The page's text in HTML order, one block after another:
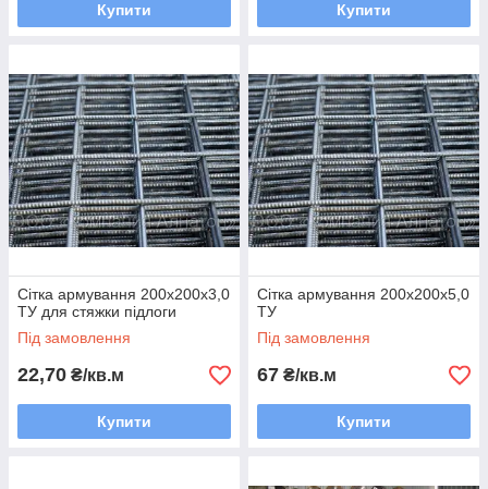
Купити Купити
Сітка армування 200х200х3,0
ТУ для стяжки підлоги
Під замовлення
22,70 ₴/кв.м
Купити
Сітка армування 200х200х5,0
ТУ
Під замовлення
67 ₴/кв.м
Купити